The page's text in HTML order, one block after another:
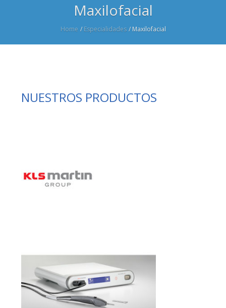
Maxilofacial
Home / Especialidades / Maxilofacial
NUESTROS PRODUCTOS